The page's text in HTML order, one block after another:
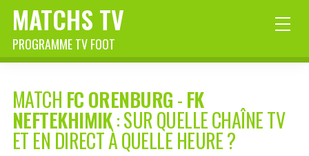
MATCHS TV
PROGRAMME TV FOOT
MATCH FC ORENBURG-FK
NEFTEKHIMIK: SUR QUELLE CHAÎNE TV
ET EN DIRECT À QUELLE HEURE ?